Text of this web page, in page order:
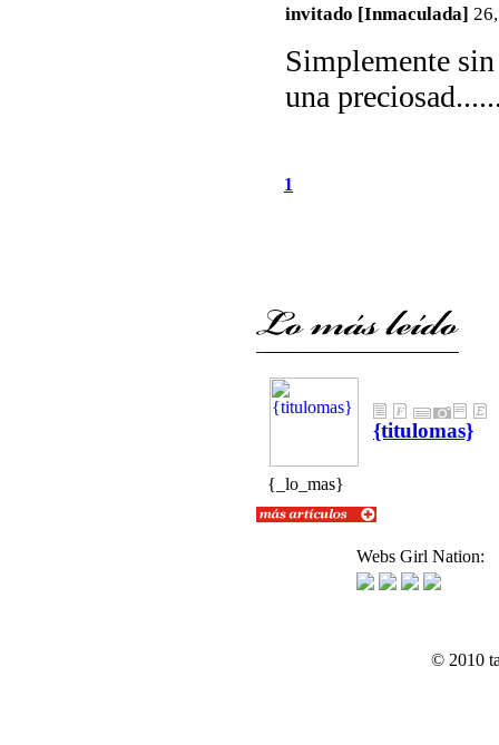
invitado [Inmaculada]
Simplemente
una
1
{titulomas}
{_lo_mas}
Webs Girl Nation:
© 2010